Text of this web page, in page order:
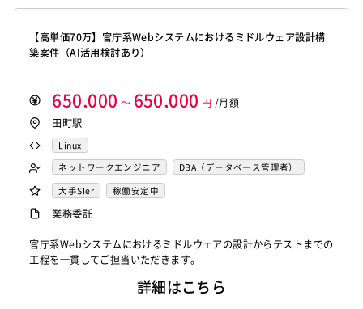
【高単価70万】官庁系Webシステムにおけるミドルウェア設計構
築案件（AI活用検討あり）
650,000 ～ 650,000 円 /月額
田町駅
Linux
ネットワークエンジニア
DBA（データベース管理者）
運用／監視担当
サーバーエンジニア
大手SIer 稼働安定中
業務委託
官庁系Webシステムにおけるミドルウェアの設計からテストまでの
工程を一貫してご担当いただきます。
詳細はこちら